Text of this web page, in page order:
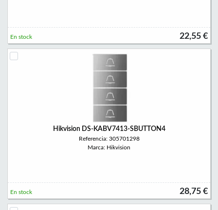
22,55 €
En stock
Hikvision DS-KABV7413-SBUTTON4
Referencia: 305701298
Marca: Hikvision
28,75 €
En stock